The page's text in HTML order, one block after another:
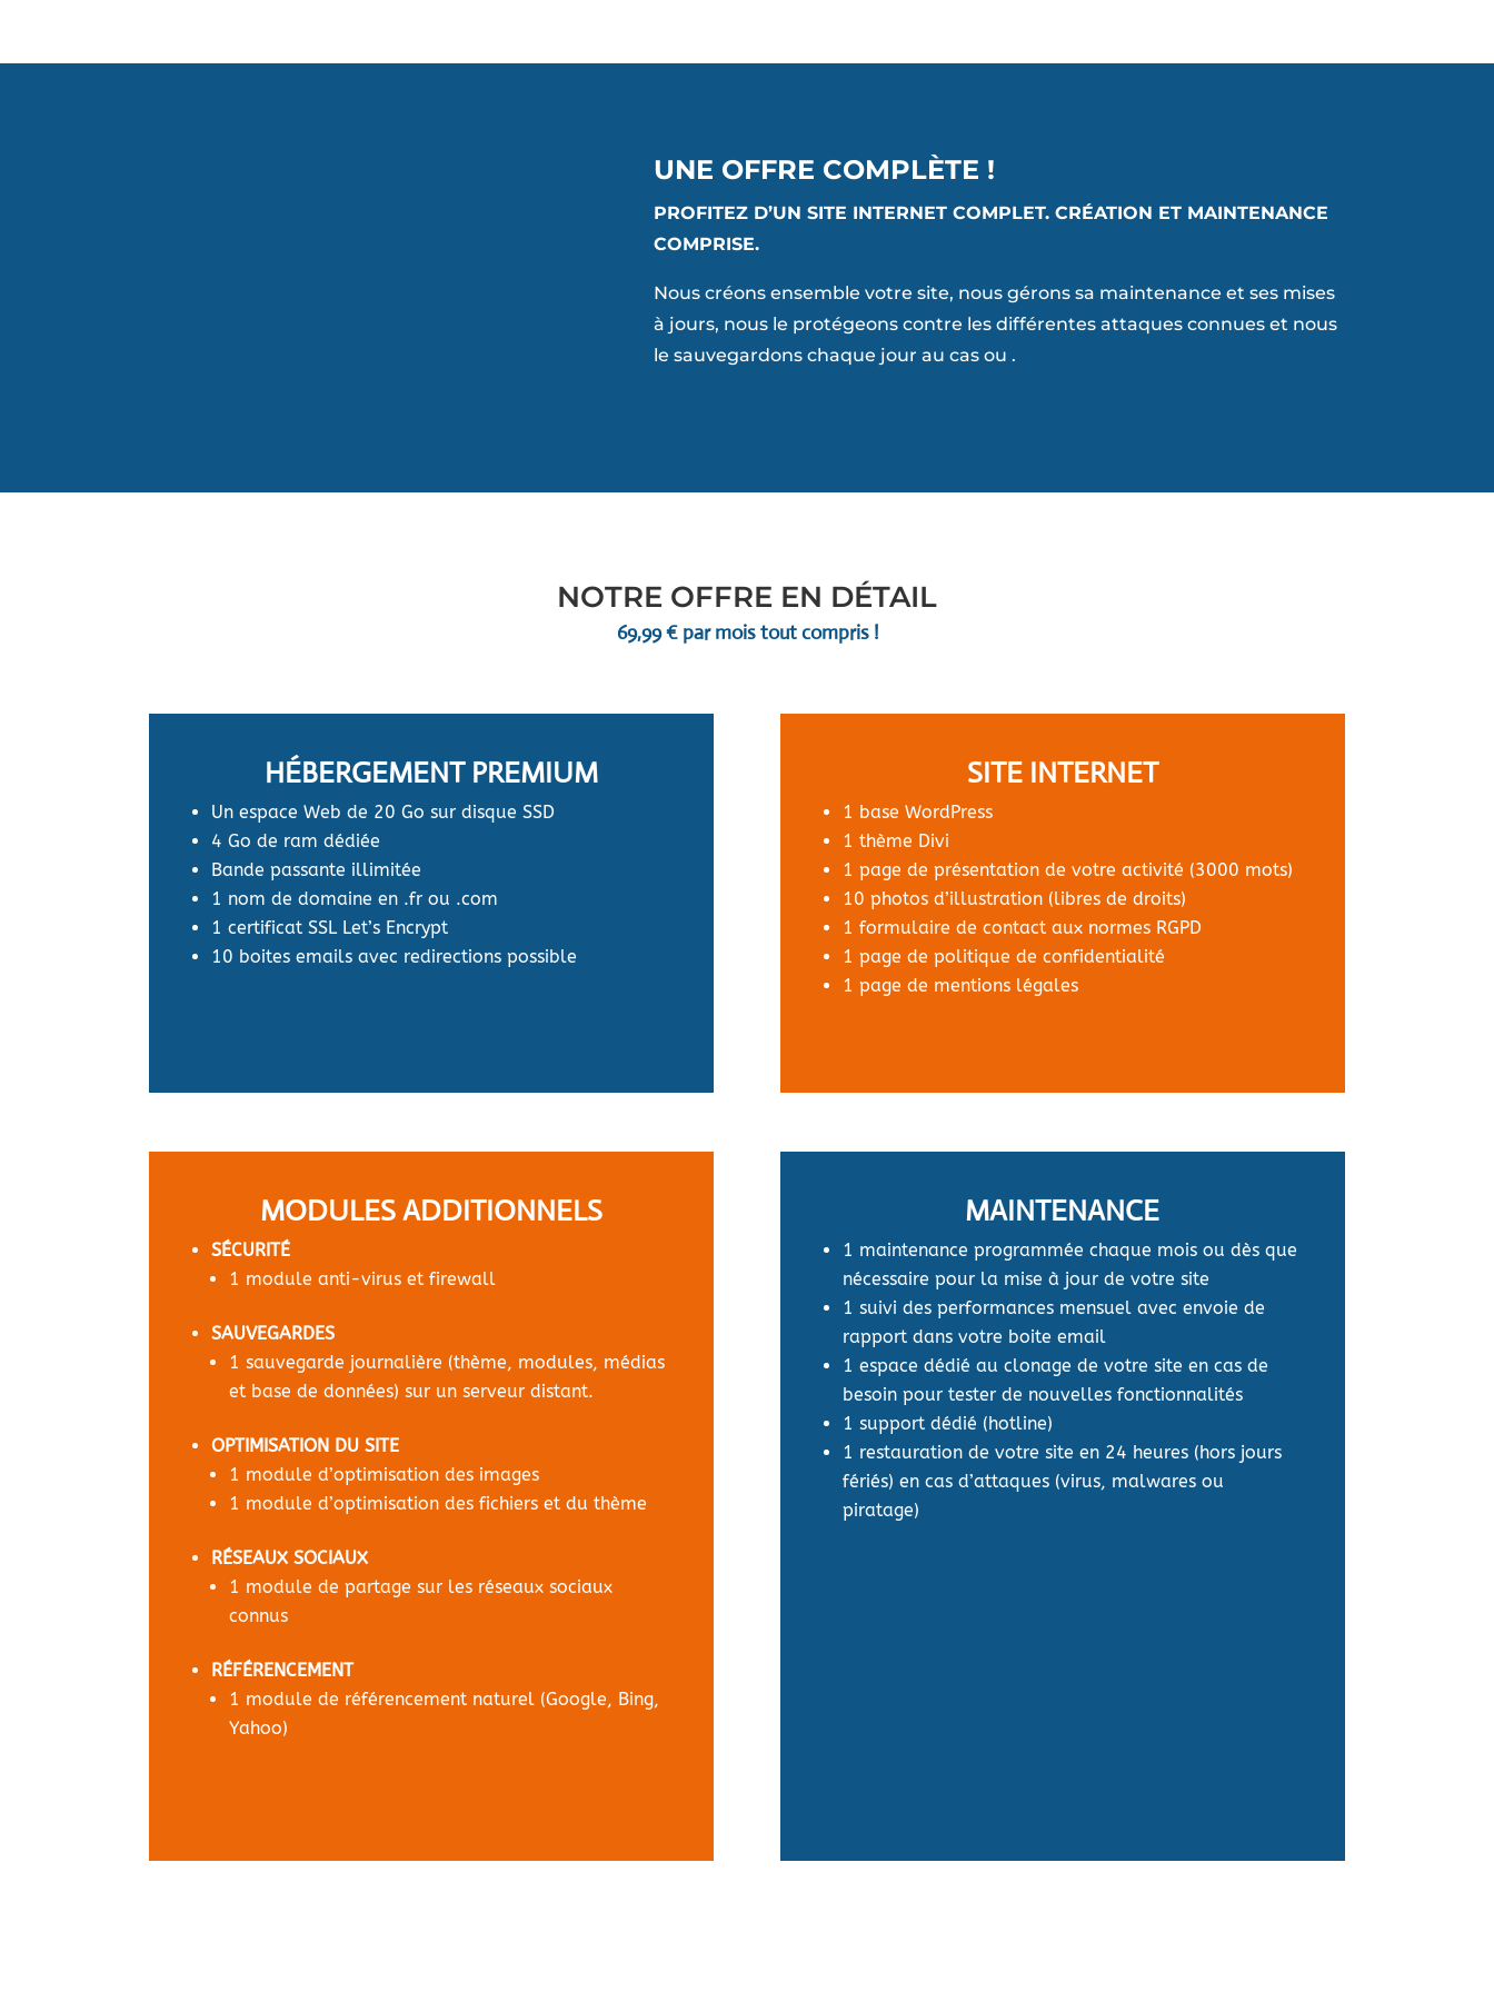
UNE OFFRE COMPLÈTE !
PROFITEZ D’UN SITE INTERNET COMPLET. CRÉATION ET MAINTENANCE
COMPRISE.
Nous créons ensemble votre site, nous gérons sa maintenance et ses mises
à jours, nous le protégeons contre les différentes attaques connues et nous
le sauvegardons chaque jour au cas ou .
NOTRE OFFRE EN DÉTAIL
69,99 € par mois tout compris !
HÉBERGEMENT PREMIUM
Un espace Web de 20 Go sur disque SSD
4 Go de ram dédiée
Bande passante illimitée
1 nom de domaine en .fr ou .com
1 certificat SSL Let’s Encrypt
10 boites emails avec redirections possible
SITE INTERNET
1 base WordPress
1 thème Divi
1 page de présentation de votre activité (3000 mots)
10 photos d’illustration (libres de droits)
1 formulaire de contact aux normes RGPD
1 page de politique de confidentialité
1 page de mentions légales
MODULES ADDITIONNELS
SÉCURITÉ
1 module anti-virus et firewall
SAUVEGARDES
1 sauvegarde journalière (thème, modules, médias
et base de données) sur un serveur distant.
OPTIMISATION DU SITE
1 module d’optimisation des images
1 module d’optimisation des fichiers et du thème
RÉSEAUX SOCIAUX
1 module de partage sur les réseaux sociaux
connus
RÉFÉRENCEMENT
1 module de référencement naturel (Google, Bing,
Yahoo)
MAINTENANCE
1 maintenance programmée chaque mois ou dès que
nécessaire pour la mise à jour de votre site
1 suivi des performances mensuel avec envoie de
rapport dans votre boite email
1 espace dédié au clonage de votre site en cas de
besoin pour tester de nouvelles fonctionnalités
1 support dédié (hotline)
1 restauration de votre site en 24 heures (hors jours
fériés) en cas d’attaques (virus, malwares ou
piratage)